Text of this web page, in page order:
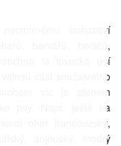
bohatství
barvářů, honičů,
ta lovecká psí
část současného
víc je plemen
psy. Např. ještě na
ohař francouzský,
anjouský, modrý